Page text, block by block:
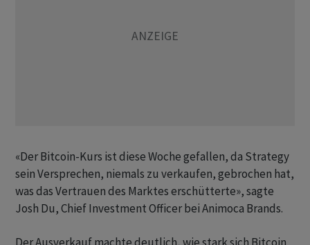
«Der Bitcoin-Kurs ist diese Woche gefallen, da Strategy
sein Versprechen, niemals zu verkaufen, gebrochen hat,
was das Vertrauen des Marktes erschütterte», sagte
Josh Du, Chief Investment Officer bei Animoca Brands.